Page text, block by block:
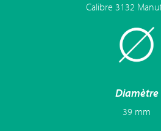
Calibre 3132
Diamètre
39 mm